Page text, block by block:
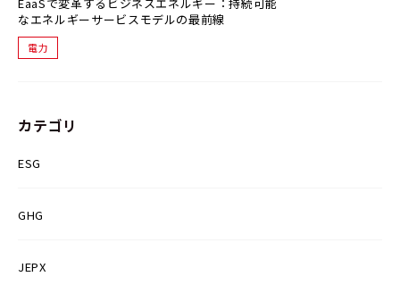
なエネルギーサービスモデルの最前線
電力
カテゴリ
ESG
GHG
JEPX